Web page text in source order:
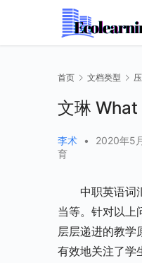
首页 文档类型
文琳
李术 • 2020年5
育
中职英语词
当等。针对以上
层层递进的教学
有效地关注了学